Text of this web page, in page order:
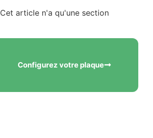
Cet article n'a qu'une section
Configurez votre plaque